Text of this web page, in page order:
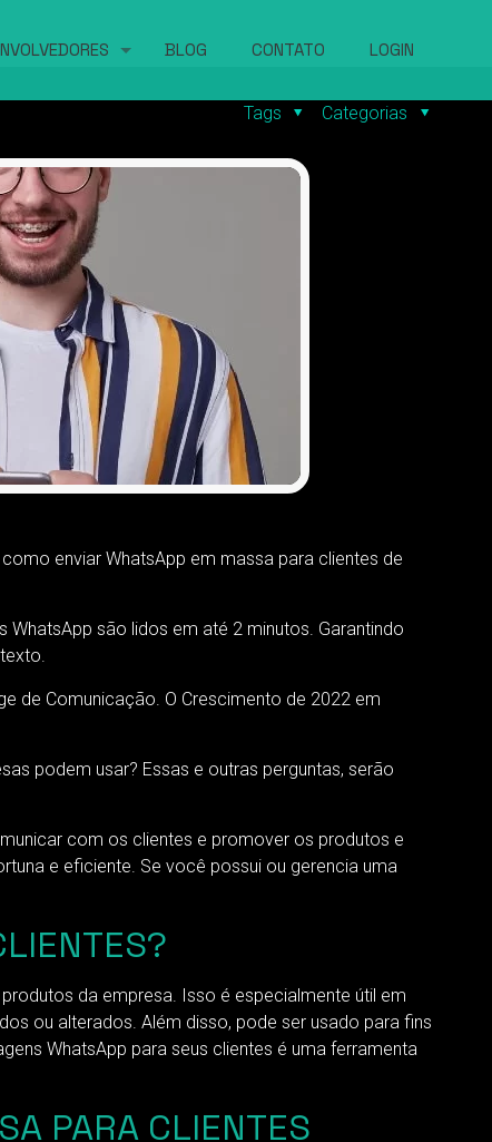
BLOG CONTATO LOGIN
Categorias
Tags
enviar WhatsApp em massa para clientes de
são lidos em até 2 minutos. Garantindo
de Comunicação. O Crescimento de 2022 em
podem usar? Essas e outras perguntas, serão
com os clientes e promover os produtos e
e eficiente. Se você possui ou gerencia uma
da empresa. Isso é especialmente útil em
​​ou alterados. Além disso, pode ser usado para fins
WhatsApp para seus clientes é uma ferramenta
PARA CLIENTES